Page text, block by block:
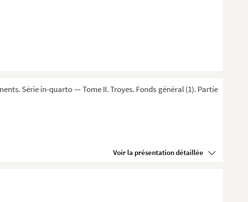
Série in-quarto — Tome II. Troyes. Fonds général (1). Partie
Voir la présentation détaillée